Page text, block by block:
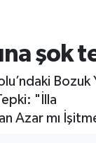
şok
Bozuk
"İlla
Azar mı